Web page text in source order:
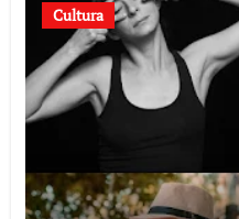
Cultura